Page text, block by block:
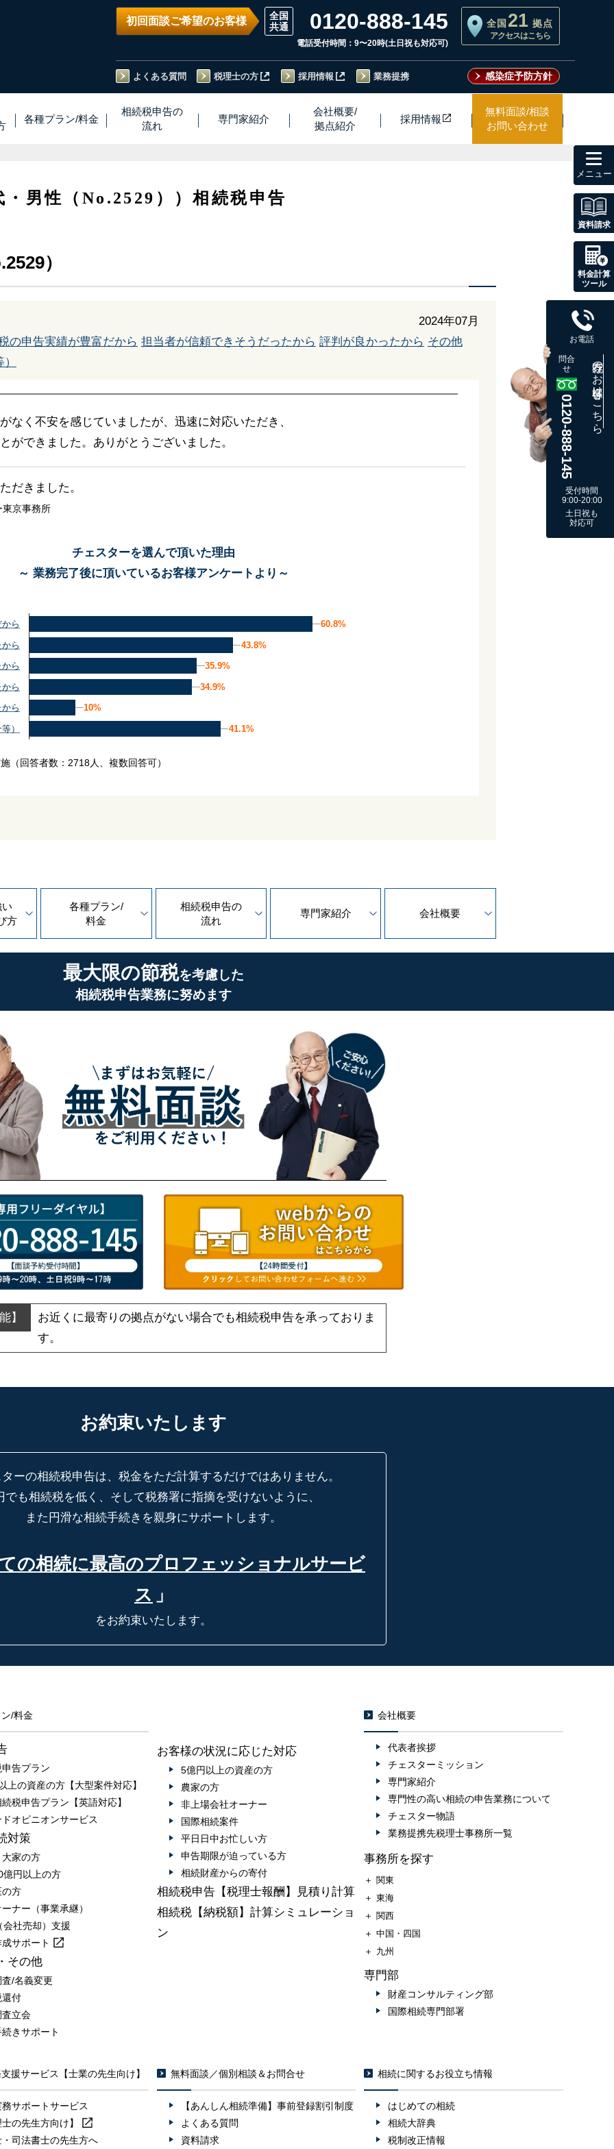
初回面談ご希望のお客様 0120-888-145
電話受付時間：9〜20時(土日祝も対応可)
全国 21 拠点
アクセスはこちら
よくある質問 税理士の方 採用情報 業務提携 感染症予防方針
各種プラン/料金
相続税申告の
流れ
専門家紹介
会社概要/
拠点紹介
採用情報
無料面談/相談
お問い合わせ
・男性（No.2529））相続税申告
）
2024年07月
の申告実績が豊富だから 担当者が信頼できそうだったから 評判が良かったから その他
なく不安を感じていましたが、迅速に対応いただき、
ができました。ありがとうございました。
だきました。
東京事務所
チェスターを選んで頂いた理由
～ 業務完了後に頂いているお客様アンケートより～
ら
ら
ら
ら
ら
）
60.8%
60.8%
43.8%
43.8%
35.9%
35.9%
34.9%
34.9%
10%
10%
41.1%
41.1%
（回答者数：2718人、複数回答可）
方
各種プラン/
料金
相続税申告の
流れ
専門家紹介 会社概要
最大限の節税を考慮した
相続税申告業務に努めます
お近くに最寄りの拠点がない場合でも相続税申告を承っておりま
す。
お約束いたします
ーの相続税申告は、税金をただ計算するだけではありません。
でも相続税を低く、そして税務署に指摘を受けないように、
また円滑な相続手続きを親身にサポートします。
の相続に最高のプロフェッショナルサービ
ス 」
をお約束いたします。
資料請求
料金計算
ツール
お電話
問合
せ
0120-888-145
既存のお客様はこちら
受付時間
9:00-20:00
土日祝も
対応可
/料金
告プラン
上の資産の方【大型案件対応】
税申告プラン【英語対応】
オピニオンサービス
対策
家の方
億円以上の方
の方
ナー（事業承継）
会社売却）支援
成サポート
その他
/名義変更
還付
立会
きサポート
お客様の状況に応じた対応
5億円以上の資産の方
農家の方
非上場会社オーナー
国際相続案件
平日日中お忙しい方
申告期限が迫っている方
相続財産からの寄付
相続税申告【税理士報酬】見積り計算
相続税【納税額】計算シミュレーショ
ン
会社概要
代表者挨拶
チェスターミッション
専門家紹介
専門性の高い相続の申告業務について
チェスター物語
業務提携先税理士事務所一覧
事務所を探す
＋ 関東
＋ 東海
＋ 関西
＋ 中国・四国
＋ 九州
専門部
財産コンサルティング部
国際相続専門部署
援サービス【士業の先生向け】
サポートサービス
の先生方向け】
・司法書士の先生方へ
無料面談／個別相談＆お問合せ
【あんしん相続準備】事前登録割引制度
よくある質問
資料請求
相続に関するお役立ち情報
はじめての相続
相続大辞典
税制改正情報